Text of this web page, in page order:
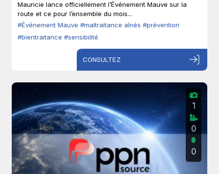
Mauricie lance officiellement l’Événement Mauve sur la
route et ce pour l’ensemble du mois...
#Événement Mauve #maltraitance aînés #prévention
#bientraitance #sensibilité
CONSULTEZ
1
0
0